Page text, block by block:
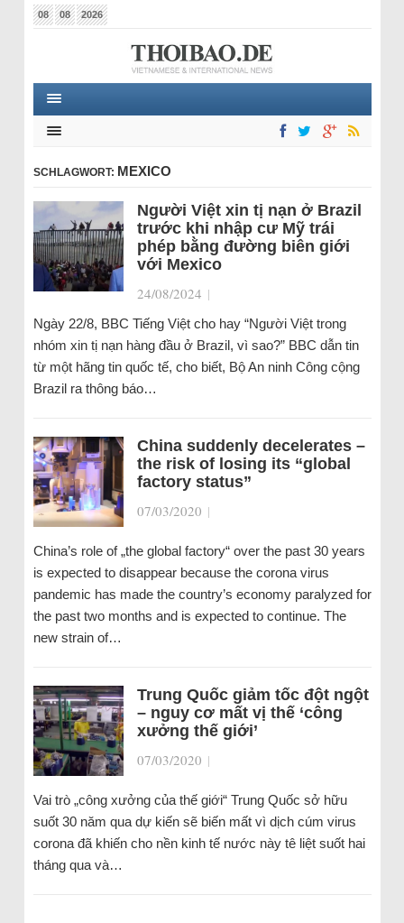
08 08 2026
SCHLAGWORT: MEXICO
Người Việt xin tị nạn ở Brazil
trước khi nhập cư Mỹ trái
phép bằng đường biên giới
với Mexico
24/08/2024 |
Ngày 22/8, BBC Tiếng Việt cho hay “Người Việt trong
nhóm xin tị nạn hàng đầu ở Brazil, vì sao?” BBC dẫn tin
từ một hãng tin quốc tế, cho biết, Bộ An ninh Công cộng
Brazil ra thông báo…
China suddenly decelerates –
the risk of losing its “global
factory status”
07/03/2020 |
China’s role of „the global factory“ over the past 30 years
is expected to disappear because the corona virus
pandemic has made the country’s economy paralyzed for
the past two months and is expected to continue. The
new strain of…
Trung Quốc giảm tốc đột ngột
– nguy cơ mất vị thế ‘công
xưởng thế giới’
07/03/2020 |
Vai trò „công xưởng của thế giới“ Trung Quốc sở hữu
suốt 30 năm qua dự kiến sẽ biến mất vì dịch cúm virus
corona đã khiến cho nền kinh tế nước này tê liệt suốt hai
tháng qua và…